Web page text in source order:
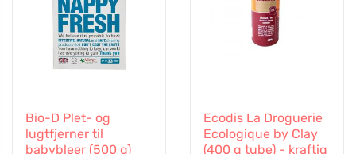
Bio-D Plet- og
lugtfjerner til
babybleer (500 g)
Ecodis La Droguerie
Ecologique by Clay
(400 g tube) - kraftig